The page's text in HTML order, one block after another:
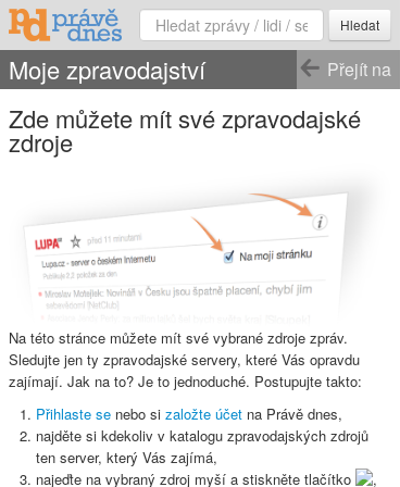
Hledat
Přejít na
Moje zpravodajství
Zde můžete mít své zpravodajské
zdroje
Na této stránce můžete mít své vybrané zdroje zpráv.
Sledujte jen ty zpravodajské servery, které Vás opravdu
zajímají. Jak na to? Je to jednoduché. Postupujte takto:
Přihlaste se nebo si založte účet na Právě dnes,
najděte si kdekoliv v katalogu zpravodajských zdrojů
ten server, který Vás zajímá,
najeďte na vybraný zdroj myší a stiskněte tlačítko ,